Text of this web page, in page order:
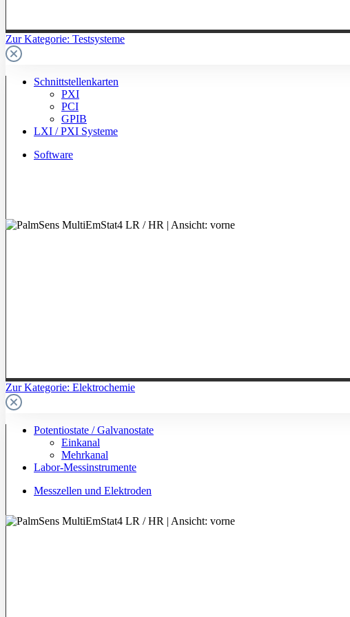
Zur Kategorie: Testsysteme
Schnittstellenkarten
PXI
PCI
GPIB
LXI / PXI Systeme
Software
Zur Kategorie: Elektrochemie
Potentiostate / Galvanostate
Einkanal
Mehrkanal
Labor-Messinstrumente
Messzellen und Elektroden